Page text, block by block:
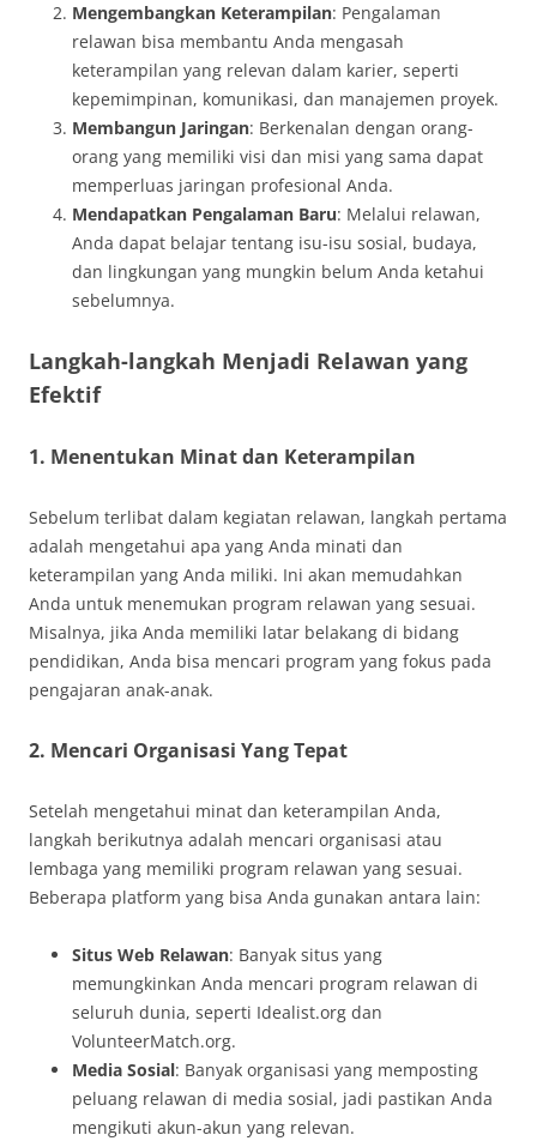
Mengembangkan Keterampilan: Pengalaman
relawan bisa membantu Anda mengasah
keterampilan yang relevan dalam karier, seperti
kepemimpinan, komunikasi, dan manajemen proyek.
Membangun Jaringan: Berkenalan dengan orang-
orang yang memiliki visi dan misi yang sama dapat
memperluas jaringan profesional Anda.
Mendapatkan Pengalaman Baru: Melalui relawan,
Anda dapat belajar tentang isu-isu sosial, budaya,
dan lingkungan yang mungkin belum Anda ketahui
sebelumnya.
Langkah-langkah Menjadi Relawan yang
Efektif
1. Menentukan Minat dan Keterampilan
Sebelum terlibat dalam kegiatan relawan, langkah pertama
adalah mengetahui apa yang Anda minati dan
keterampilan yang Anda miliki. Ini akan memudahkan
Anda untuk menemukan program relawan yang sesuai.
Misalnya, jika Anda memiliki latar belakang di bidang
pendidikan, Anda bisa mencari program yang fokus pada
pengajaran anak-anak.
2. Mencari Organisasi Yang Tepat
Setelah mengetahui minat dan keterampilan Anda,
langkah berikutnya adalah mencari organisasi atau
lembaga yang memiliki program relawan yang sesuai.
Beberapa platform yang bisa Anda gunakan antara lain:
Situs Web Relawan: Banyak situs yang
memungkinkan Anda mencari program relawan di
seluruh dunia, seperti Idealist.org dan
VolunteerMatch.org.
Media Sosial: Banyak organisasi yang memposting
peluang relawan di media sosial, jadi pastikan Anda
mengikuti akun-akun yang relevan.